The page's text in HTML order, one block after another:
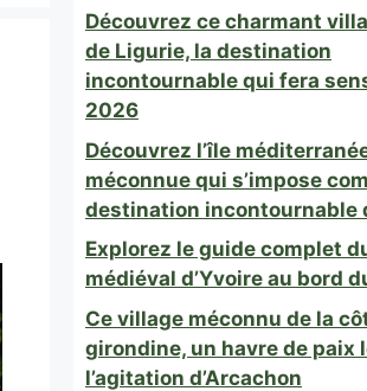
Découvrez ce charmant
de Ligurie, la destination
incontournable qui fera
2026
Découvrez l’île
méconnue qui s’impose
destination incontournable
Explorez le guide complet
médiéval d’Yvoire au bord
Ce village méconnu de la
girondine, un havre de paix
l’agitation d’Arcachon